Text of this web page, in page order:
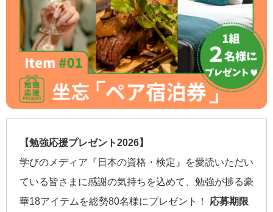
【勉強応援プレゼント2026】
学びのメディア『日本の資格・検定』を愛読いただい
ている皆さまに感謝の気持ちを込めて、勉強が捗る豪
華18アイテムを総勢80名様にプレゼント！ 応募期限